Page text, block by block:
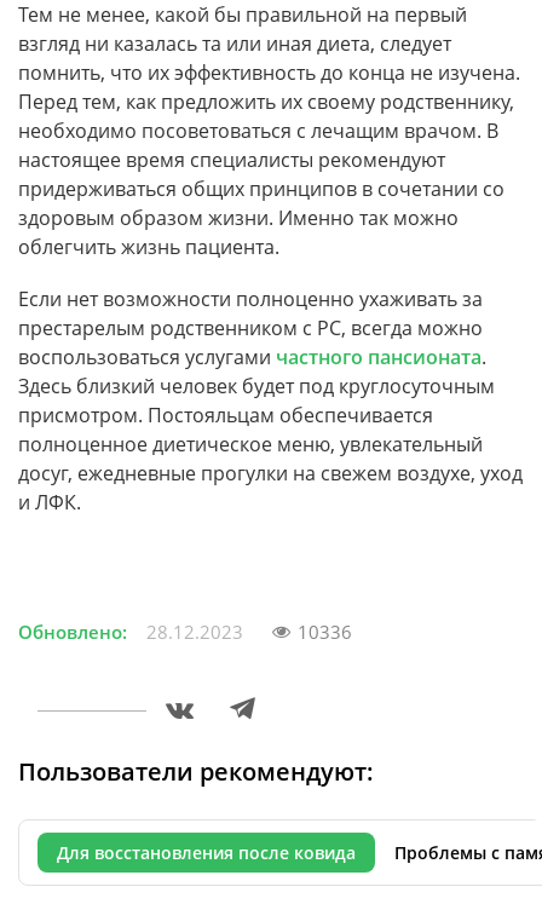
Тем не менее, какой бы правильной на первый
взгляд ни казалась та или иная диета, следует
помнить, что их эффективность до конца не изучена.
Перед тем, как предложить их своему родственнику,
необходимо посоветоваться с лечащим врачом. В
настоящее время специалисты рекомендуют
придерживаться общих принципов в сочетании со
здоровым образом жизни. Именно так можно
облегчить жизнь пациента.
Если нет возможности полноценно ухаживать за
престарелым родственником с РС, всегда можно
воспользоваться услугами частного пансионата.
Здесь близкий человек будет под круглосуточным
присмотром. Постояльцам обеспечивается
полноценное диетическое меню, увлекательный
досуг, ежедневные прогулки на свежем воздухе, уход
и ЛФК.
Обновлено: 28.12.2023 10336
Пользователи рекомендуют:
Для восстановления после ковида Проблемы с